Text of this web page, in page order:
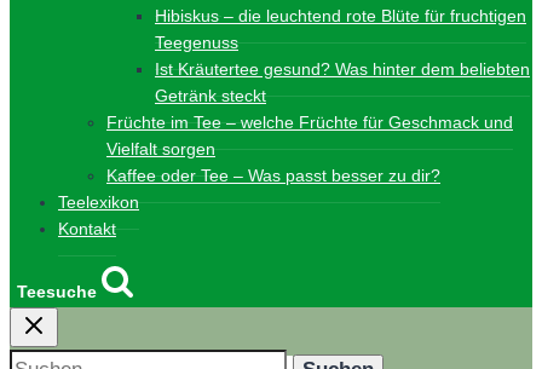
Hibiskus – die leuchtend rote Blüte für fruchtigen
Teegenuss
Ist Kräutertee gesund? Was hinter dem beliebten
Getränk steckt
Früchte im Tee – welche Früchte für Geschmack und
Vielfalt sorgen
Kaffee oder Tee – Was passt besser zu dir?
Teelexikon
Kontakt
Teesuche
Suchen